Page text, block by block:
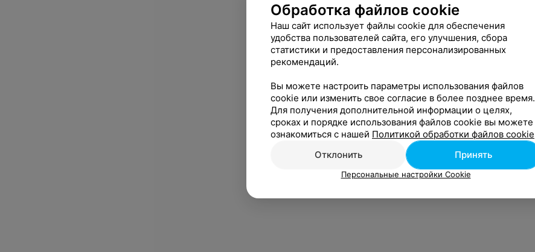
Обработка файлов cookie
Наш сайт использует файлы cookie для обеспечения
удобства пользователей сайта, его улучшения, сбора
статистики и предоставления персонализированных
рекомендаций.
Вы можете настроить параметры использования файлов
cookie или изменить свое согласие в более позднее время.
Для получения дополнительной информации о целях,
сроках и порядке использования файлов cookie вы можете
ознакомиться с нашей Политикой обработки файлов cookie
Отклонить
Принять
Персональные настройки Cookie